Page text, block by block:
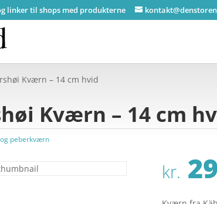
linker til shops med produkterne
Kværn – 14 cm hvid
Kværn – 14 cm
peberkværn
kr.